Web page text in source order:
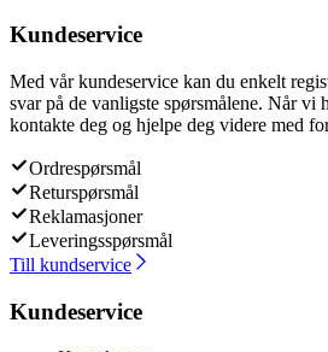
Kundeservice
Med vår kundeservice kan du enkelt
svar på de vanligste spørsmålene. Når vi
kontakte deg og hjelpe deg videre med
Ordrespørsmål
Returspørsmål
Reklamasjoner
Leveringsspørsmål
Till kundservice
Kundeservice